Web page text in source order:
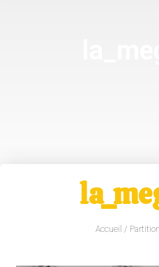
Accueil /